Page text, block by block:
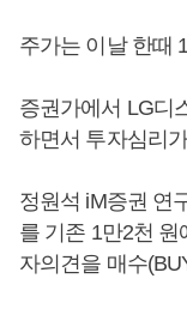
주가는 이날 한때
증권가에서 LG디
하면서 투자심리
정원석 iM증권 연
를 기존 1만2천
자의견을 매수